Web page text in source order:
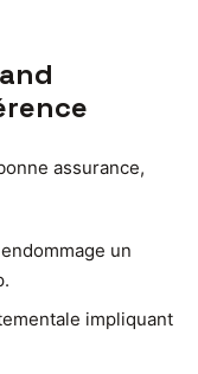
assurance,
un
impliquant